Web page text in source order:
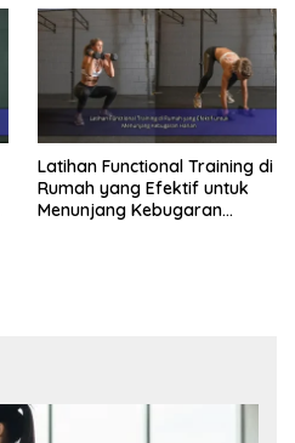
Latihan Functional Training di
Rumah yang Efektif untuk
Menunjang Kebugaran